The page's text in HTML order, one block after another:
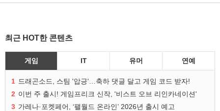
최근 HOT한 콘텐츠
게임 IT 유머 연예
1 드래곤소드, 스팀 '압긍'…축하 댓글 달고 게임 코드 받자!
2 이번 주 출시! 게임프리크 신작, '비스트 오브 리인카네이션'
3 가레나·포켓페어, ‘팰월드 온라인’ 2026년 출시 예고